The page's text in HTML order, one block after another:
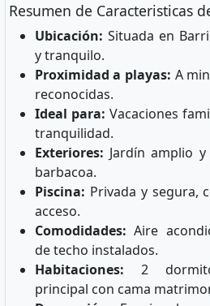
Resumen de Caracteristicas
Ubicación: Situada en
y tranquilo.
Proximidad a playas: A
reconocidas.
Ideal para: Vacaciones
tranquilidad.
Exteriores: Jardín amplio
barbacoa.
Piscina: Privada y segura,
acceso.
Comodidades:Aire
de techo instalados.
Habitaciones: 2
principal con cama